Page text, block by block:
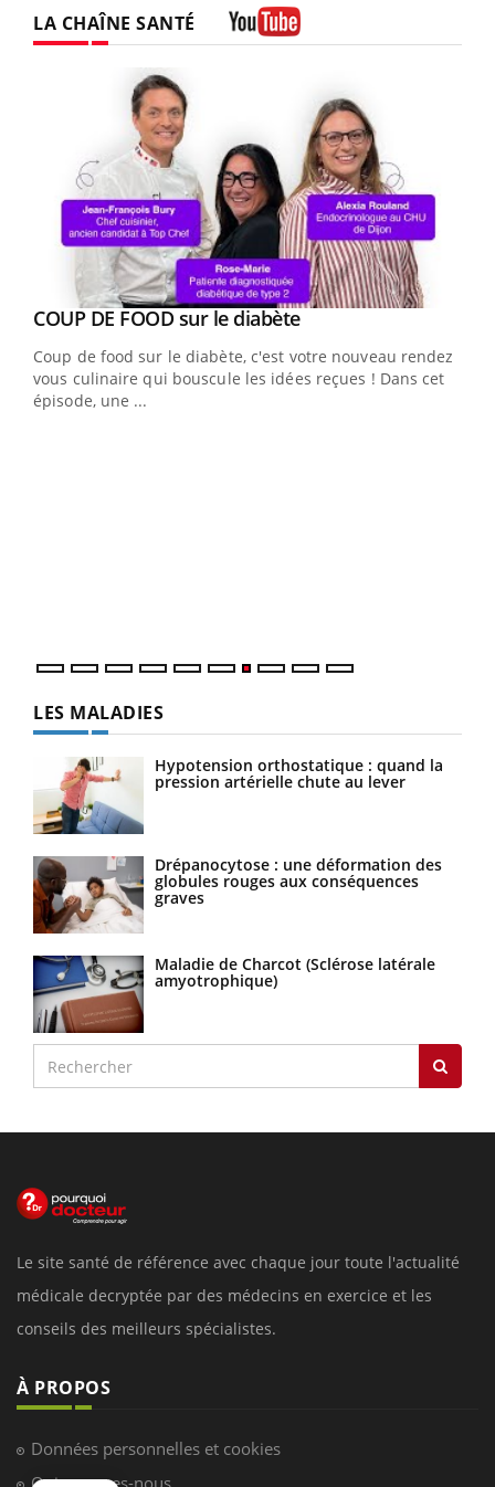
LA CHAÎNE SANTÉ
Youtube
COUP DE FOOD sur le diabèteYoutube
Coup de food sur le diabète, c'est votre nouveau rendez-
vous culinaire qui bouscule les idées reçues ! Dans cet
épisode, une ...
LES MALADIES
Hypotension orthostatique : quand la
pression artérielle chute au lever
Drépanocytose : une déformation des
globules rouges aux conséquences
graves
Maladie de Charcot (Sclérose latérale
amyotrophique)
Le site santé de référence avec chaque jour toute l'actualité
médicale decryptée par des médecins en exercice et les
conseils des meilleurs spécialistes.
À PROPOS
Données personnelles et cookies